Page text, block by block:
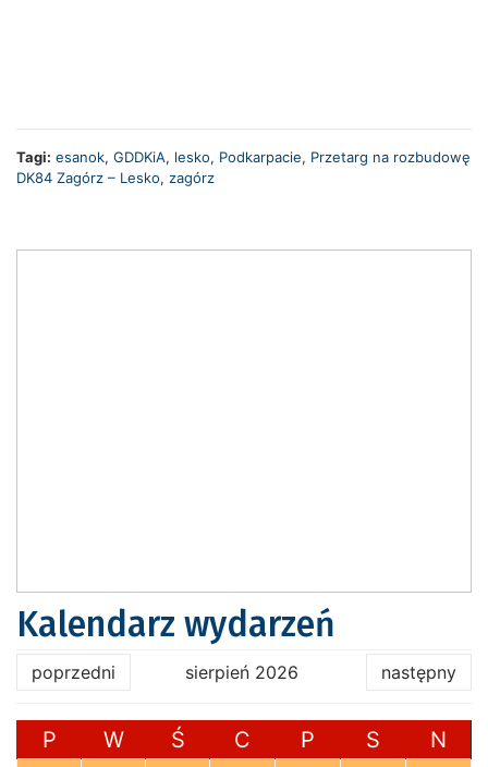
Tagi: esanok, GDDKiA, lesko, Podkarpacie, Przetarg na rozbudowę
DK84 Zagórz – Lesko, zagórz
Kalendarz wydarzeń
poprzedni sierpień 2026 następny
P W Ś C P S N